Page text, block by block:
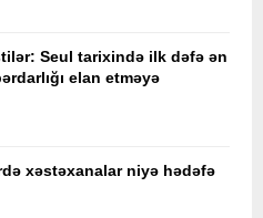
Seul tarixində ilk dəfə ən
elan etməyə
xəstəxanalar niyə hədəfə